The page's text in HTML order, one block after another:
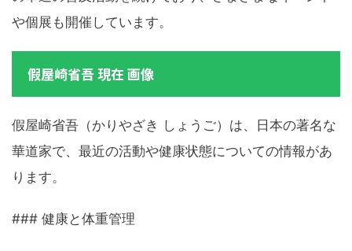
や個展も開催しています。
假屋崎省吾 現在 画像
假屋崎省吾（かりやざき しょうご）は、日本の著名な
華道家で、最近の活動や健康状態についての情報があ
ります。
### 健康と体重管理